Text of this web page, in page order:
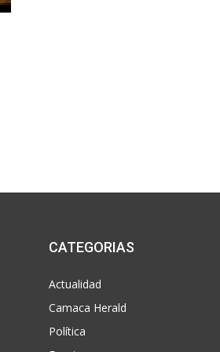
CATEGORIAS
Actualidad
Camaca Herald
Política